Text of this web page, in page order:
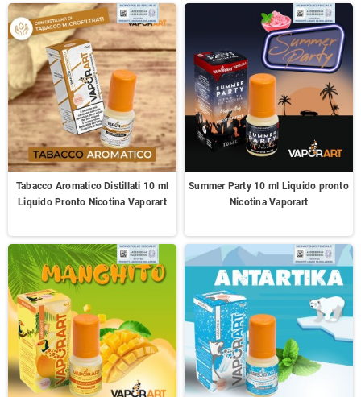
Tabacco Aromatico Distillati 10 ml
Liquido Pronto Nicotina Vaporart
Summer Party 10 ml Liquido pronto
Nicotina Vaporart